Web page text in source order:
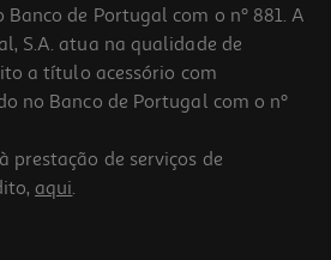
de Portugal com o nº 881. A
S.A. atua na qualidade de
a título acessório com
no Banco de Portugal com o nº
prestação de serviços de
aqui.